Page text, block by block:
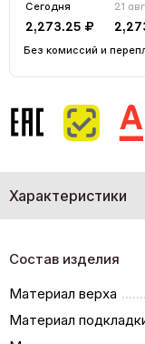
Сегодня
2,273.25 ₽
21
Без комиссий и
Характеристики
Состав изделия
Материал верха
Материал